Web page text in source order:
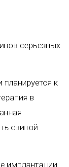
серьезных
к
в
свиной
имплантации